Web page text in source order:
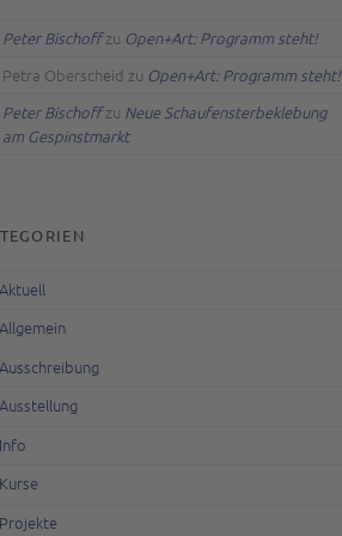
Peter Bischoffzu Open+Art: Programm steht!
Petra Oberscheid zu Open+Art: Programm steht!
Peter Bischoffzu Neue Schaufensterbeklebung
am Gespinstmarkt